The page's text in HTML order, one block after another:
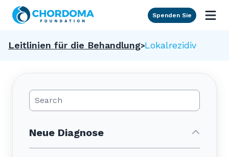
Skip to Main Content
Spenden Sie
Leitlinien für die Behandlung Lokalrezidiv
Neue Diagnose